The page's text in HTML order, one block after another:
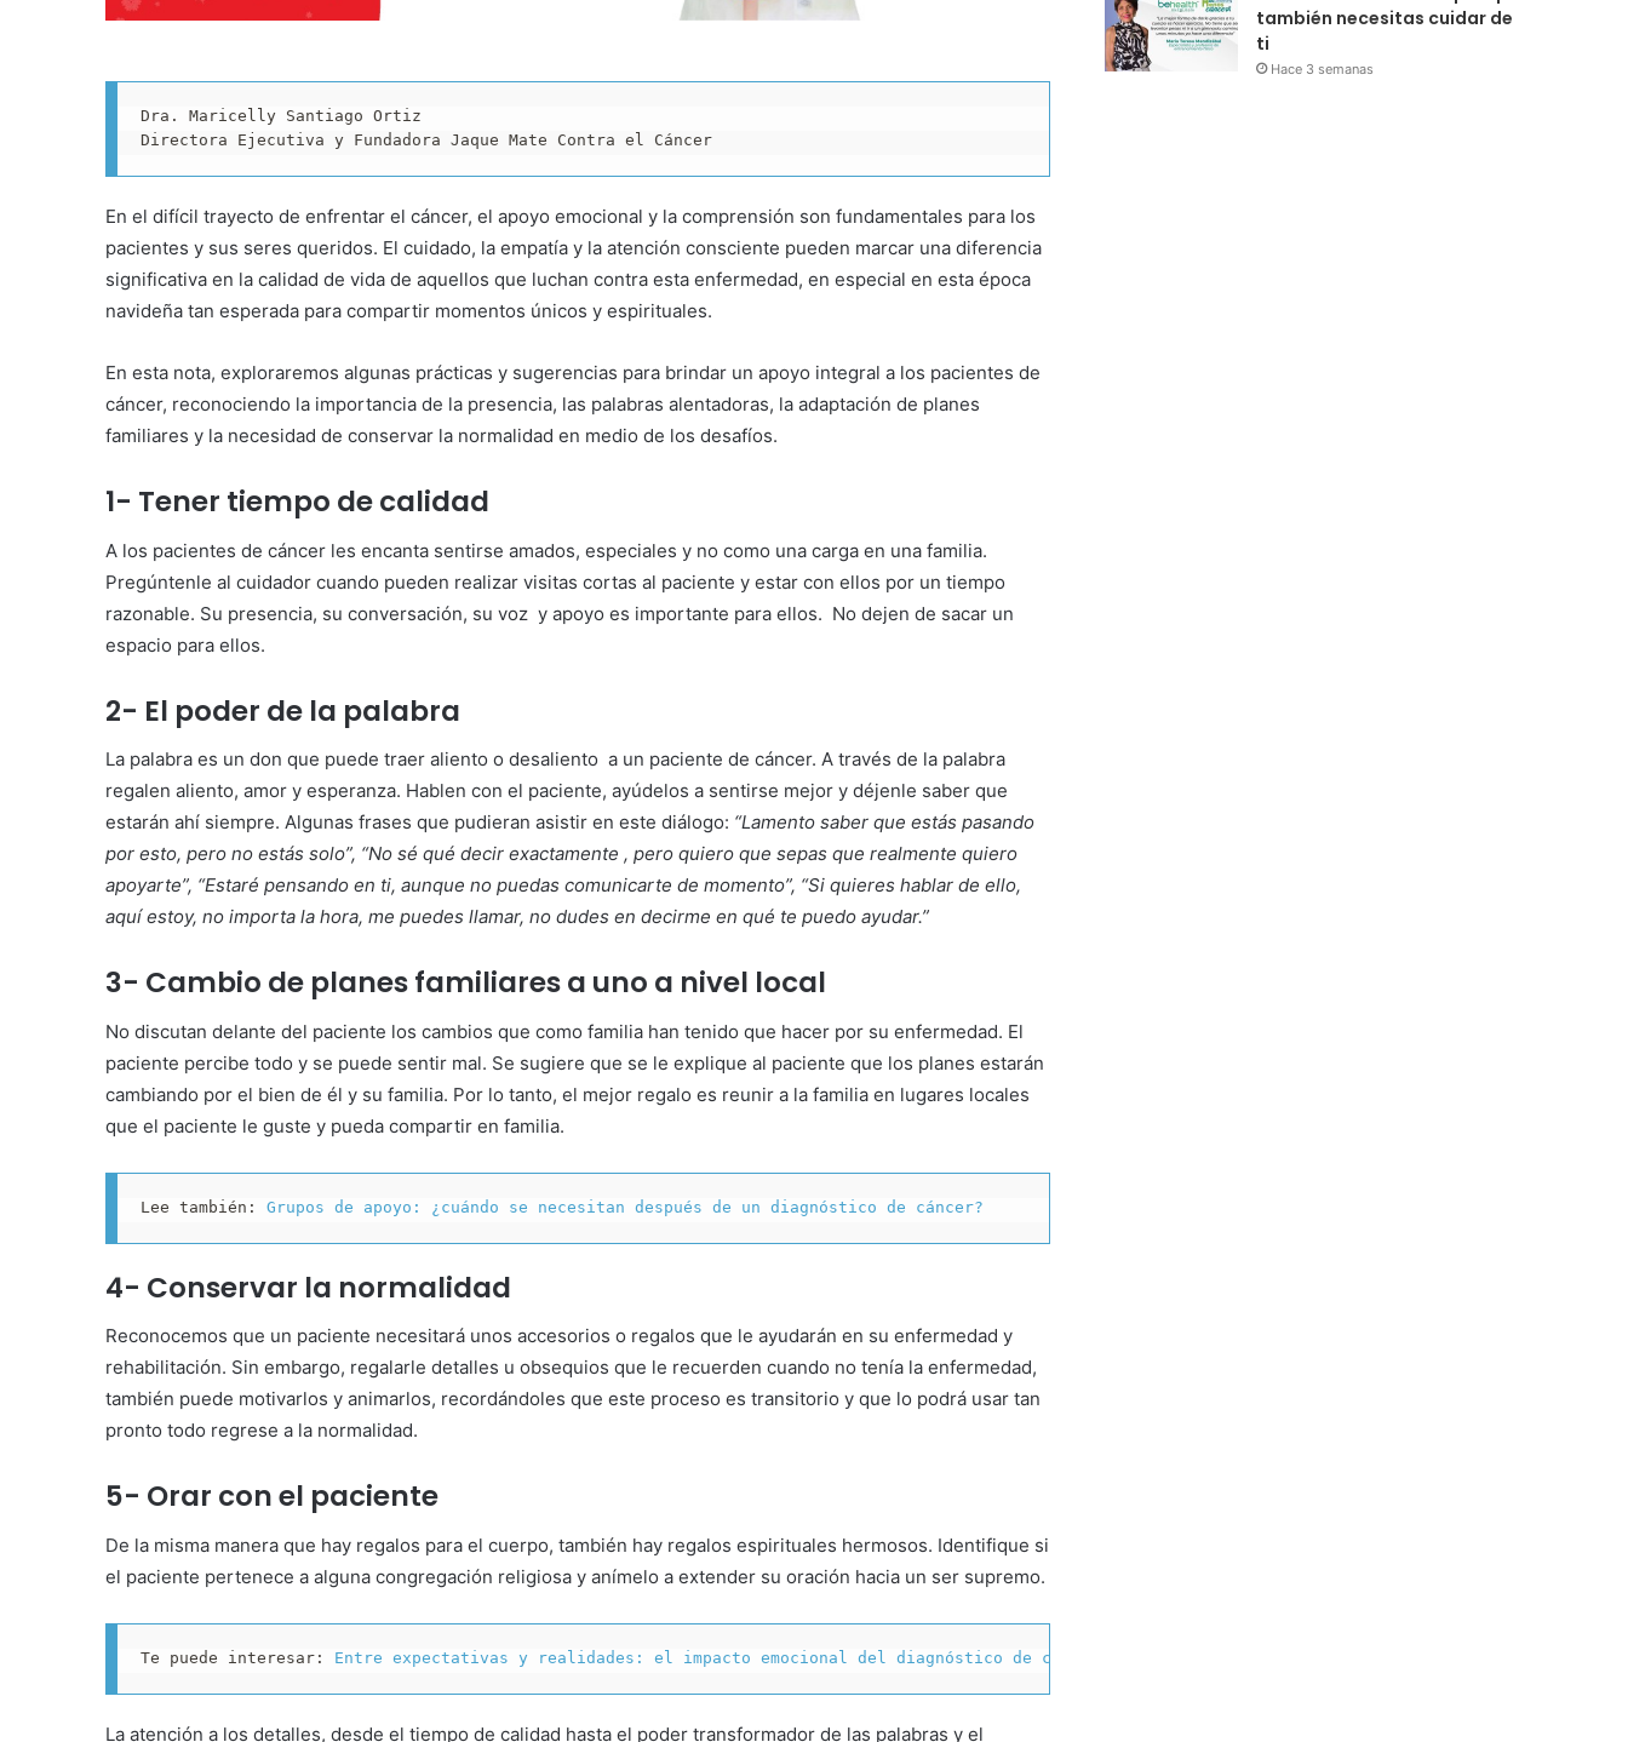
​Dra. Maricelly Santiago Ortiz
Directora Ejecutiva y Fundadora Jaque Mate Contra el Cáncer
En el difícil trayecto de enfrentar el cáncer, el apoyo emocional y la comprensión son fundamentales para los
pacientes y sus seres queridos. El cuidado, la empatía y la atención consciente pueden marcar una diferencia
significativa en la calidad de vida de aquellos que luchan contra esta enfermedad, en especial en esta época
navideña tan esperada para compartir momentos únicos y espirituales.
En esta nota, exploraremos algunas prácticas y sugerencias para brindar un apoyo integral a los pacientes de
cáncer, reconociendo la importancia de la presencia, las palabras alentadoras, la adaptación de planes
familiares y la necesidad de conservar la normalidad en medio de los desafíos.
1- Tener tiempo de calidad
A los pacientes de cáncer les encanta sentirse amados, especiales y no como una carga en una familia.
Pregúntenle al cuidador cuando pueden realizar visitas cortas al paciente y estar con ellos por un tiempo
razonable. Su presencia, su conversación, su voz y apoyo es importante para ellos. No dejen de sacar un
espacio para ellos.
2- El poder de la palabra
La palabra es un don que puede traer aliento o desaliento a un paciente de cáncer. A través de la palabra
regalen aliento, amor y esperanza. Hablen con el paciente, ayúdelos a sentirse mejor y déjenle saber que
estarán ahí siempre. Algunas frases que pudieran asistir en este diálogo: “Lamento saber que estás pasando
por esto, pero no estás solo”, “No sé qué decir exactamente , pero quiero que sepas que realmente quiero
apoyarte”, “Estaré pensando en ti, aunque no puedas comunicarte de momento”, “Si quieres hablar de ello,
aquí estoy, no importa la hora, me puedes llamar, no dudes en decirme en qué te puedo ayudar.”
3- Cambio de planes familiares a uno a nivel local
No discutan delante del paciente los cambios que como familia han tenido que hacer por su enfermedad. El
paciente percibe todo y se puede sentir mal. Se sugiere que se le explique al paciente que los planes estarán
cambiando por el bien de él y su familia. Por lo tanto, el mejor regalo es reunir a la familia en lugares locales
que el paciente le guste y pueda compartir en familia.
Lee también: Grupos de apoyo: ¿cuándo se necesitan después de un diagnóstico de cáncer?
4- Conservar la normalidad
Reconocemos que un paciente necesitará unos accesorios o regalos que le ayudarán en su enfermedad y
rehabilitación. Sin embargo, regalarle detalles u obsequios que le recuerden cuando no tenía la enfermedad,
también puede motivarlos y animarlos, recordándoles que este proceso es transitorio y que lo podrá usar tan
pronto todo regrese a la normalidad.
5- Orar con el paciente
De la misma manera que hay regalos para el cuerpo, también hay regalos espirituales hermosos. Identifique si
el paciente pertenece a alguna congregación religiosa y anímelo a extender su oración hacia un ser supremo.
Te puede interesar: Entre expectativas y realidades: el impacto emocional del diagnóstico de cáncer
La atención a los detalles, desde el tiempo de calidad hasta el poder transformador de las palabras y el
también necesitas cuidar de
ti
Hace 3 semanas